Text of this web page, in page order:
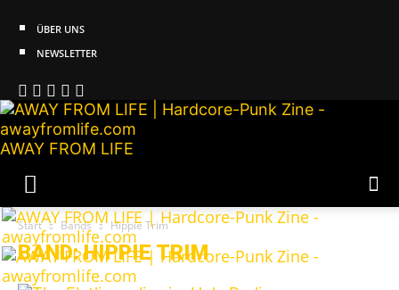
ÜBER UNS
NEWSLETTER
AWAY FROM LIFE
Start Bands Hippie Trim
BAND: HIPPIE TRIM